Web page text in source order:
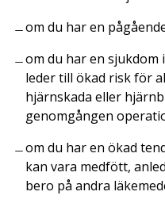
om du har en
om du har en
leder till ökad risk för
hjärnskada eller
genomgången
om du har en ökad
kan vara medfött,
bero på andra